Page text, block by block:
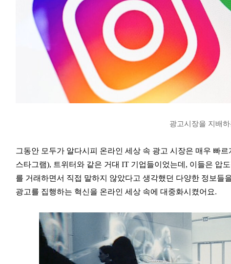
광고시장을 지배
그동안 모두가 알다시피 온라인 세상 속 광고 시장은 매우 빠
스타그램), 트위터와 같은 거대 IT 기업들이었는데, 이들은 압
를 거래하면서 직접 말하지 않았다고 생각했던 다양한 정보들
광고를 집행하는 혁신을 온라인 세상 속에 대중화시켰어요.